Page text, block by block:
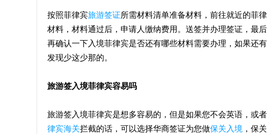
按照菲律宾旅游签证所需材料清单准备材料，前往就近的菲
材料，材料通过后，申请人缴纳费用。送签并办理签证，最
再确认一下入境菲律宾是否还有哪些材料需要办理，如果还
发现少这少那的。
旅游签入境菲律宾容易吗
旅游签入境菲律宾是想多容易的，但是如果您不会英语，或
律宾海关拦截的话，可以选择华商签证为您做保关入境 ，保